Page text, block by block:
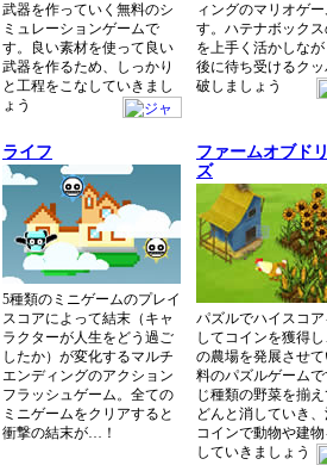
武器を作っていく無料のシ
ミュレーションゲームで
す。良い素材を使って良い
武器を作るため、しっかり
と工程をこなしていきまし
ょう
ィングのマリオゲ
す。ハテナボック
を上手く活かしな
後に待ち受けるク
破しましょう
ライフ
5種類のミニゲームのプレイ
スコアによって結末（キャ
ラクターが人生をどう過ご
したか）が変化するマルチ
エンディングのアクション
フラッシュゲーム。全ての
ミニゲームをクリアすると
衝撃の結末が…！
ファームオブド
ズ
パズルでハイスコ
してコインを獲得
の農場を発展させ
料のパズルゲーム
じ種類の野菜を揃
どんと消していき
コインで動物や建
していきましょう